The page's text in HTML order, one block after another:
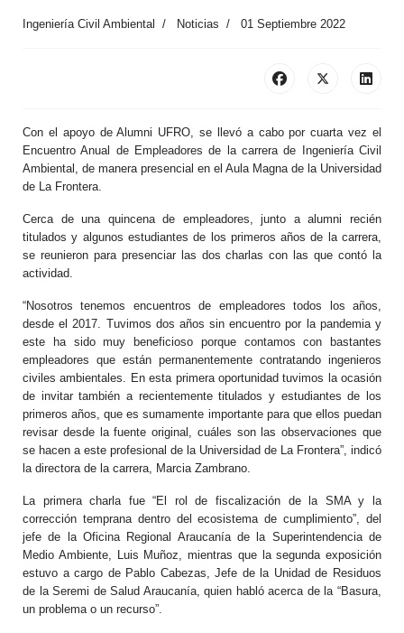
Ingeniería Civil Ambiental Noticias 01 Septiembre 2022
Con el apoyo de Alumni UFRO, se llevó a cabo por cuarta vez el
Encuentro Anual de Empleadores de la carrera de Ingeniería Civil
Ambiental, de manera presencial en el Aula Magna de la Universidad
de La Frontera.
Cerca de una quincena de empleadores, junto a alumni recién
titulados y algunos estudiantes de los primeros años de la carrera,
se reunieron para presenciar las dos charlas con las que contó la
actividad.
“Nosotros tenemos encuentros de empleadores todos los años,
desde el 2017. Tuvimos dos años sin encuentro por la pandemia y
este ha sido muy beneficioso porque contamos con bastantes
empleadores que están permanentemente contratando ingenieros
civiles ambientales. En esta primera oportunidad tuvimos la ocasión
de invitar también a recientemente titulados y estudiantes de los
primeros años, que es sumamente importante para que ellos puedan
revisar desde la fuente original, cuáles son las observaciones que
se hacen a este profesional de la Universidad de La Frontera”, indicó
la directora de la carrera, Marcia Zambrano.
La primera charla fue “El rol de fiscalización de la SMA y la
corrección temprana dentro del ecosistema de cumplimiento”, del
jefe de la Oficina Regional Araucanía de la Superintendencia de
Medio Ambiente, Luis Muñoz, mientras que la segunda exposición
estuvo a cargo de Pablo Cabezas, Jefe de la Unidad de Residuos
de la Seremi de Salud Araucanía, quien habló acerca de la “Basura,
un problema o un recurso”.